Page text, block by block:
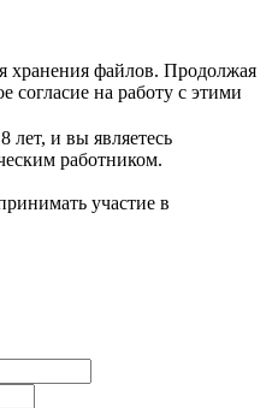
хранения файлов. Продолжая
согласие на работу с этими
лет, и вы являетесь
работником.
участие в